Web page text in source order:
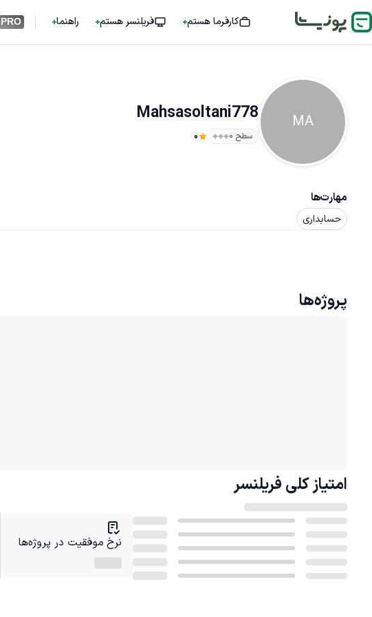
کارفرما هستم فریلنسر هستم راهنما PRO
MA
Mahsasoltani778
سطح ۰ 0
مهارت‌ها
حسابداری
پروژه‌ها
امتیاز کلی فریلنسر
نرخ موفقیت در پروژه‌ها